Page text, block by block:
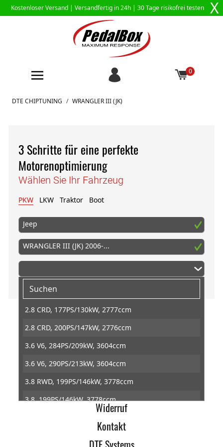
Kostenloser Versand | Versandfertig in 24h | 30 Tage risikofrei testen X
0
Zum Inhalt springen
DTE CHIPTUNING / WRANGLER III (JK)
3 Schritte für eine perfekte
Motorenoptimierung
Wählen Sie Ihr Fahrzeug
PKW LKW Traktor Boot
Jeep
WRANGLER III (JK) 2006-...
2.8 CRD, 177PS/130kW, 2777ccm
2.8 CRD, 200PS/147kW, 2776ccm
3.6 V6, 284PS/209kW, 3604ccm
3.6 V6, 290PS/213kW, 3604ccm
3.8 RWD, 199PS/146kW, 3778ccm
3.8, 199PS/146kW, 3778ccm
Home
Impressum
AGB
Datenschutz
Widerruf
Kontakt